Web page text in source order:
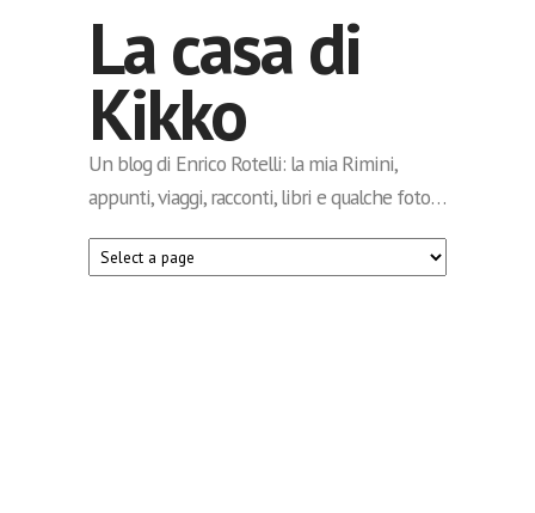
La casa di
Kikko
Un blog di Enrico Rotelli: la mia Rimini,
appunti, viaggi, racconti, libri e qualche foto…